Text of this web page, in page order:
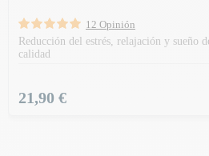
12 Opinión
Reducción del estrés, relajación y sueño
calidad
Precio
21,90 €